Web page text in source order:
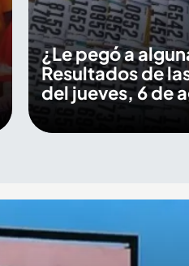
¿Le pegó a
Resultados de
del jueves, 6 de